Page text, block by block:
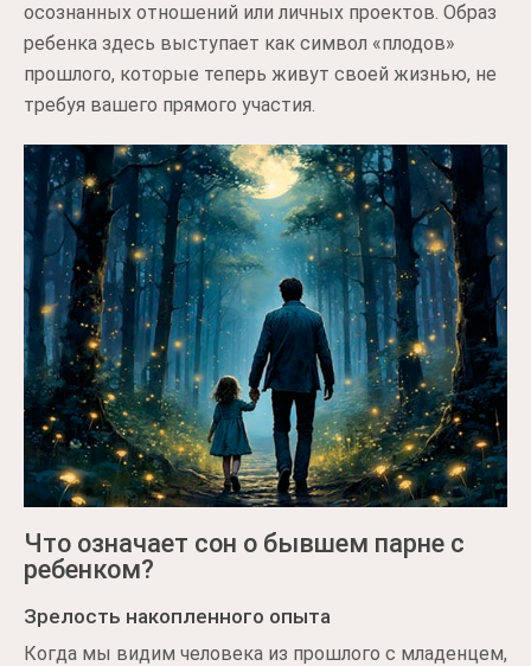
осознанных отношений или личных проектов. Образ
ребенка здесь выступает как символ «плодов»
прошлого, которые теперь живут своей жизнью, не
требуя вашего прямого участия.
Что означает сон о бывшем парне с
ребенком?
Зрелость накопленного опыта
Когда мы видим человека из прошлого с младенцем,